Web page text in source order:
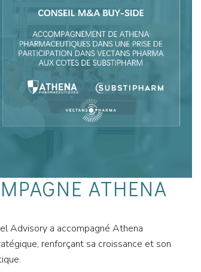
ATHENA
Advisory a accompagné Athena
renforçant sa croissance et son